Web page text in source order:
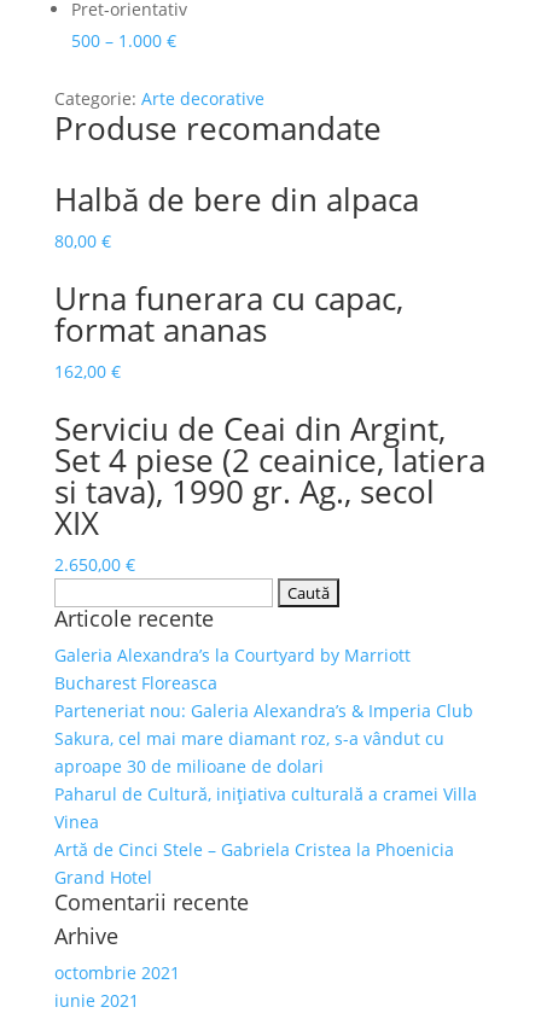
cizelat
manual,
XX
Pret-orientativ
500 – 1.000 €
Categorie: Arte decorative
Produse recomandate
Halbă de bere din alpaca
80,00 €
Urna funerara cu capac,
format ananas
162,00 €
Serviciu de Ceai din Argint,
Set 4 piese (2 ceainice, latiera
si tava), 1990 gr. Ag., secol
XIX
2.650,00 €
după:
Articole recente
Galeria Alexandra’s la Courtyard by Marriott
Bucharest Floreasca
Parteneriat nou: Galeria Alexandra’s & Imperia Club
Sakura, cel mai mare diamant roz, s-a vândut cu
aproape 30 de milioane de dolari
Paharul de Cultură, inițiativa culturală a cramei Villa
Vinea
Artă de Cinci Stele – Gabriela Cristea la Phoenicia
Grand Hotel
Comentarii recente
Arhive
octombrie 2021
iunie 2021